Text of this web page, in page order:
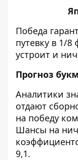
Победа
путевку в 1/
устроит и
Прогноз
Аналитики
отдают
на победу
Шансы на
9,1.